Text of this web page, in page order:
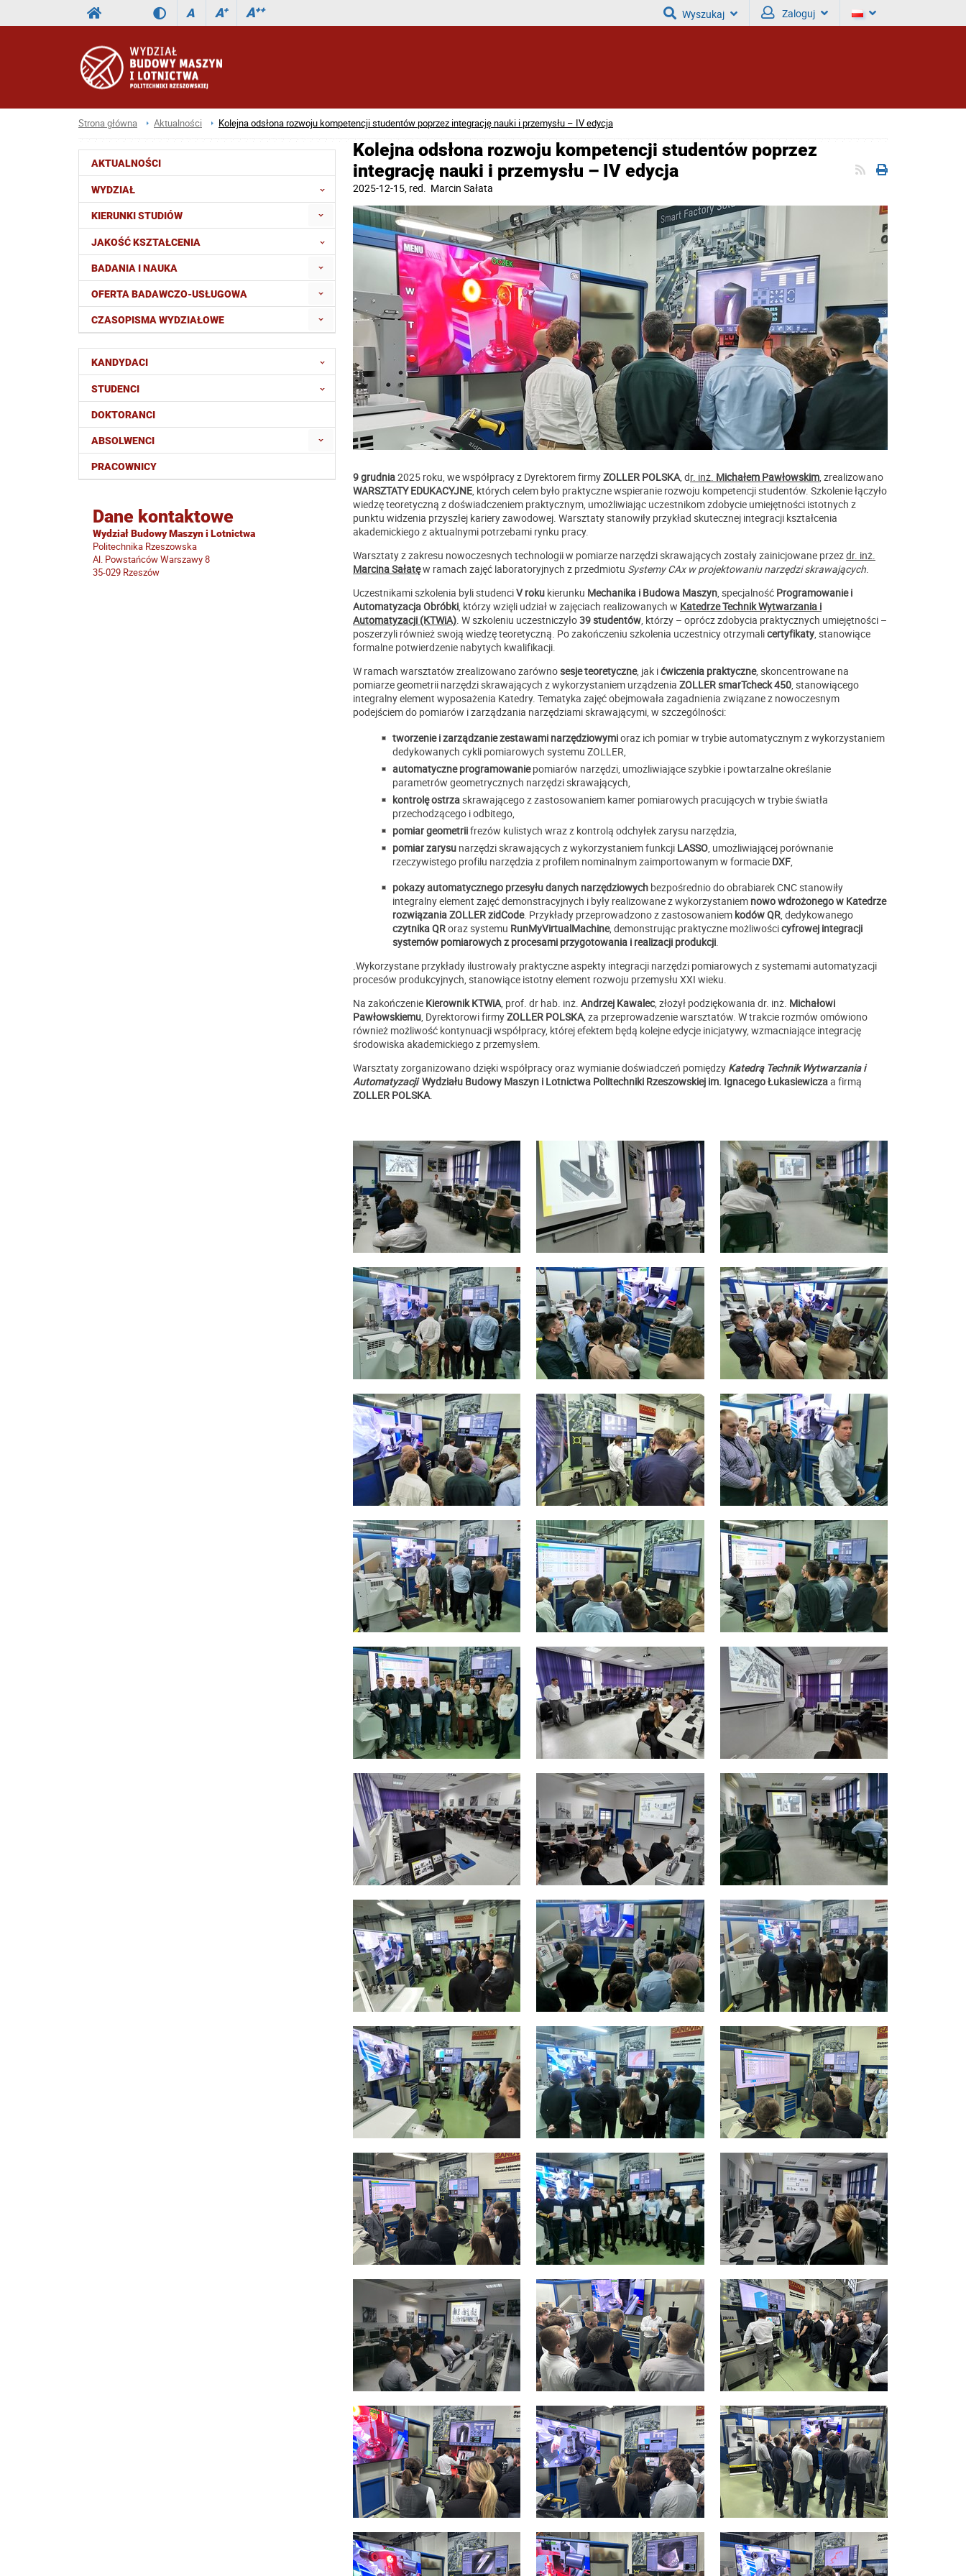
A A+ A++ Wyszukaj Zaloguj
Strona główna Aktualności Kolejna odsłona rozwoju kompetencji studentów poprzez integrację nauki i przemysłu – IV edycja
AKTUALNOŚCI
WYDZIAŁ
KIERUNKI STUDIÓW
JAKOŚĆ KSZTAŁCENIA
BADANIA I NAUKA
OFERTA BADAWCZO-USŁUGOWA
CZASOPISMA WYDZIAŁOWE
KANDYDACI
STUDENCI
DOKTORANCI
ABSOLWENCI
PRACOWNICY
Dane kontaktowe
Wydział Budowy Maszyn i Lotnictwa
Politechnika Rzeszowska
Al. Powstańców Warszawy 8
35-029 Rzeszów
Kolejna odsłona rozwoju kompetencji studentów poprzez
integrację nauki i przemysłu – IV edycja
2025-12-15, red. Marcin Sałata
9 grudnia2025 roku, we współpracy z Dyrektorem firmyZOLLER POLSKA, dr. inż. Michałem Pawłowskim, zrealizowano
WARSZTATY EDUKACYJNE, których celem było praktyczne wspieranie rozwoju kompetencji studentów. Szkolenie łączyło
wiedzę teoretyczną z doświadczeniem praktycznym, umożliwiając uczestnikom zdobycie umiejętności istotnych z
punktu widzenia przyszłej kariery zawodowej. Warsztaty stanowiły przykład skutecznej integracji kształcenia
akademickiego z aktualnymi potrzebami rynku pracy.
Warsztaty z zakresu nowoczesnych technologii w pomiarze narzędzi skrawających zostały zainicjowane przezdr. inż.
Marcina Sałatęw ramach zajęć laboratoryjnych z przedmiotu Systemy CAx w projektowaniu narzędzi skrawających.
Uczestnikami szkolenia byli studenciV roku kierunku Mechanika i Budowa Maszyn, specjalność Programowanie i
Automatyzacja Obróbki, którzy wzięli udział w zajęciach realizowanych w Katedrze Technik Wytwarzania i
Automatyzacji (KTWiA). W szkoleniu uczestniczyło39 studentów, którzy – oprócz zdobycia praktycznych umiejętności –
poszerzyli również swoją wiedzę teoretyczną. Po zakończeniu szkolenia uczestnicy otrzymalicertyfikaty, stanowiące
formalne potwierdzenie nabytych kwalifikacji.
W ramach warsztatów zrealizowano zarównosesje teoretyczne, jak ićwiczenia praktyczne, skoncentrowane na
pomiarze geometrii narzędzi skrawających z wykorzystaniem urządzenia ZOLLER smarTcheck 450, stanowiącego
integralny element wyposażenia Katedry. Tematyka zajęć obejmowała zagadnienia związane z nowoczesnym
podejściem do pomiarów i zarządzania narzędziami skrawającymi, w szczególności:
tworzenie i zarządzanie zestawami narzędziowymioraz ich pomiar w trybie automatycznym z wykorzystaniem
dedykowanych cykli pomiarowych systemu ZOLLER,
automatyczne programowaniepomiarów narzędzi, umożliwiające szybkie i powtarzalne określanie
parametrów geometrycznych narzędzi skrawających,
kontrolę ostrzaskrawającego z zastosowaniem kamer pomiarowych pracujących w trybie światła
przechodzącego i odbitego,
pomiar geometriifrezów kulistych wraz z kontrolą odchyłek zarysu narzędzia,
pomiar zarysu narzędzi skrawających z wykorzystaniem funkcji LASSO, umożliwiającej porównanie
rzeczywistego profilu narzędzia z profilem nominalnym zaimportowanym w formacie DXF,
pokazy automatycznego przesyłu danych narzędziowych bezpośrednio do obrabiarek CNC stanowiły
integralny element zajęć demonstracyjnych i były realizowane z wykorzystaniem nowo wdrożonego w Katedrze
rozwiązania ZOLLER zidCode. Przykłady przeprowadzono z zastosowaniem kodów QR, dedykowanego
czytnika QRoraz systemu RunMyVirtualMachine, demonstrując praktyczne możliwościcyfrowej integracji
systemów pomiarowych z procesami przygotowania i realizacji produkcji.
.Wykorzystane przykłady ilustrowały praktyczne aspekty integracji narzędzi pomiarowych z systemami automatyzacji
procesów produkcyjnych, stanowiące istotny element rozwoju przemysłu XXI wieku.
Na zakończenie Kierownik KTWiA, prof. dr hab. inż. Andrzej Kawalec, złożył podziękowania dr. inż. Michałowi
Pawłowskiemu, Dyrektorowi firmyZOLLER POLSKA, za przeprowadzenie warsztatów. W trakcie rozmów omówiono
również możliwość kontynuacji współpracy, której efektem będą kolejne edycje inicjatywy, wzmacniające integrację
środowiska akademickiego z przemysłem.
Warsztaty zorganizowano dzięki współpracy oraz wymianie doświadczeń pomiędzy Katedrą Technik Wytwarzania i
AutomatyzacjiWydziału Budowy Maszyn i Lotnictwa Politechniki Rzeszowskiej im. Ignacego Łukasiewiczaa firmą
ZOLLER POLSKA.